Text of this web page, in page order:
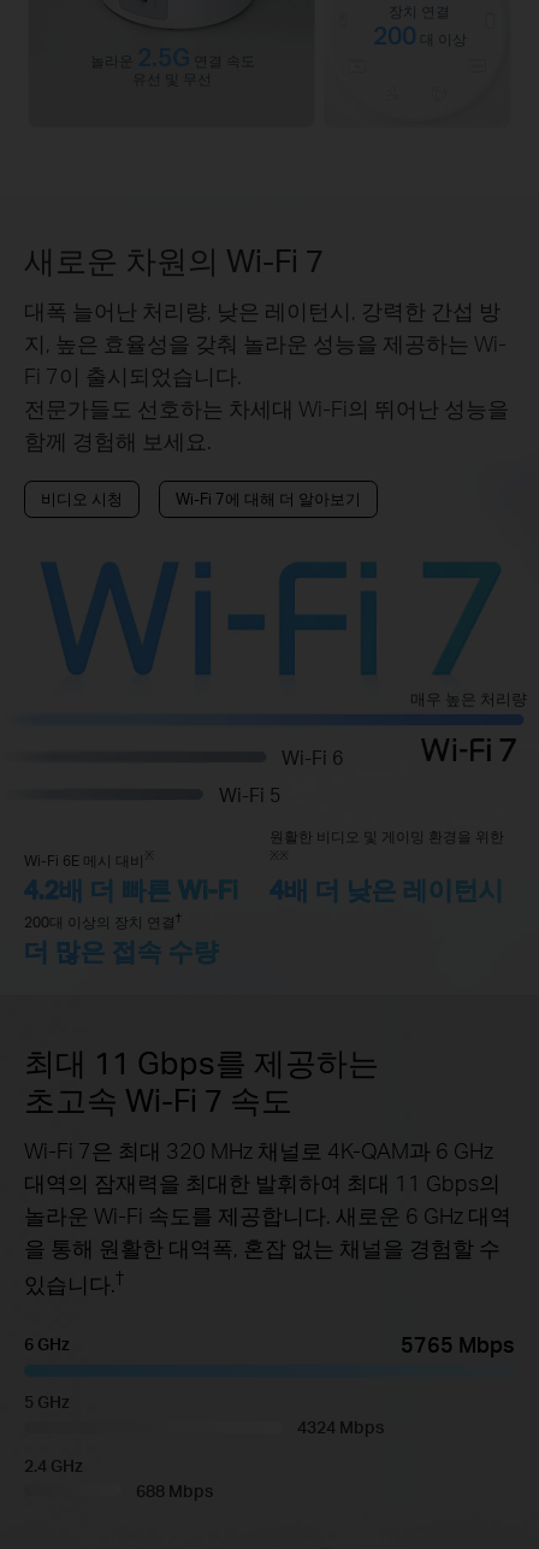
장치 연결
200
대 이상
2.5G
연결 속도
유선 및 무선
새로운 차원의 Wi-Fi 7
대폭 늘어난 처리량, 낮은 레이턴시, 강력한 간섭 방
지, 높은 효율성을 갖춰 놀라운 성능을 제공하는 Wi-
Fi 7이 출시되었습니다.
전문가들도 선호하는 차세대 Wi-Fi의 뛰어난 성능을
함께 경험해 보세요.
비디오 시청 Wi-Fi 7에 대해 더 알아보기
매우 높은 처리량
Wi-Fi 6
Wi-Fi 5
Wi-Fi 6E 메시 대비 ※
4.2배 더 빠른 Wi-Fi
원활한 비디오 및 게이밍 환경을 위한
※ ※
4배 더 낮은 레이턴시
200대 이상의 장치 연결†
더 많은 접속 수량
최대 11 Gbps를 제공하는
초고속 Wi-Fi 7 속도
Wi-Fi 7은 최대 320 MHz 채널로 4K-QAM과 6 GHz
대역의 잠재력을 최대한 발휘하여 최대 11 Gbps의
놀라운 Wi-Fi 속도를 제공합니다. 새로운 6 GHz 대역
을 통해 원활한 대역폭, 혼잡 없는 채널을 경험할 수
있습니다.†
6 GHz 5765 Mbps
5 GHz
4324 Mbps
2.4 GHz
688 Mbps